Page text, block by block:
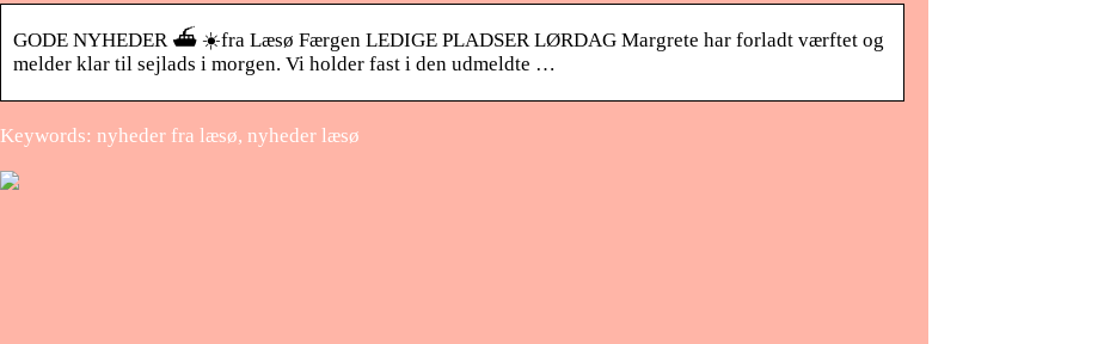
GODE NYHEDER ⛴ ☀️fra Læsø Færgen LEDIGE PLADSER LØRDAG Margrete har forladt værftet og
melder klar til sejlads i morgen. Vi holder fast i den udmeldte …
Keywords: nyheder fra læsø, nyheder læsø